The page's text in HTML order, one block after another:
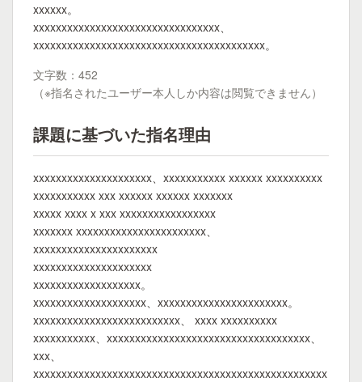
xxxxxx。
xxxxxxxxxxxxxxxxxxxxxxxxxxxxxxxxx、
xxxxxxxxxxxxxxxxxxxxxxxxxxxxxxxxxxxxxxxxx。
文字数：452
（※指名されたユーザー本人しか内容は閲覧できません）
課題に基づいた指名理由
xxxxxxxxxxxxxxxxxxxxx、xxxxxxxxxxx xxxxxx xxxxxxxxxx
xxxxxxxxxxx xxx xxxxxx xxxxxx xxxxxxx
xxxxx xxxx x xxx xxxxxxxxxxxxxxxxx
xxxxxxx xxxxxxxxxxxxxxxxxxxxxxx、
xxxxxxxxxxxxxxxxxxxxxx
xxxxxxxxxxxxxxxxxxxxx
xxxxxxxxxxxxxxxxxxx。
xxxxxxxxxxxxxxxxxxxx、xxxxxxxxxxxxxxxxxxxxxxx。
xxxxxxxxxxxxxxxxxxxxxxxxxx、 xxxx xxxxxxxxxx
xxxxxxxxxxx、xxxxxxxxxxxxxxxxxxxxxxxxxxxxxxxxxxxx、
xxx、
xxxxxxxxxxxxxxxxxxxxxxxxxxxxxxxxxxxxxxxxxxxxxxxxxxxx